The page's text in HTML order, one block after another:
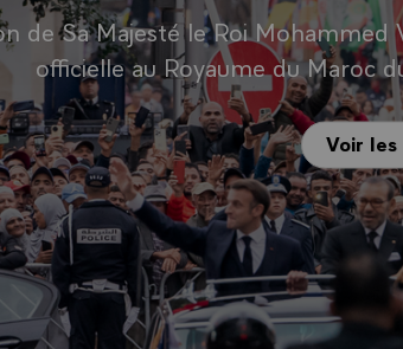
de Sa Majesté le Roi
officielle au Royaume du Maroc
Voir